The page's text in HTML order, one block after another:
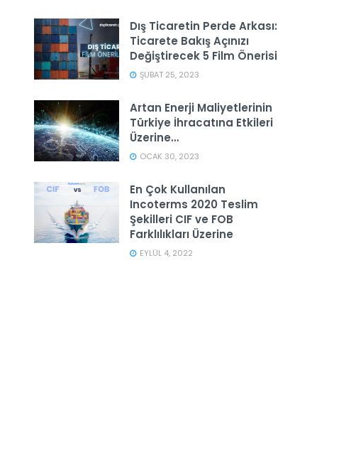
Dış Ticaretin Perde Arkası:
Ticarete Bakış Açınızı
Değiştirecek 5 Film Önerisi
ŞUBAT 25, 2023
Artan Enerji Maliyetlerinin
Türkiye İhracatına Etkileri
Üzerine…
OCAK 30, 2023
En Çok Kullanılan
Incoterms 2020 Teslim
Şekilleri CIF ve FOB
Farklılıkları Üzerine
EYLÜL 4, 2022